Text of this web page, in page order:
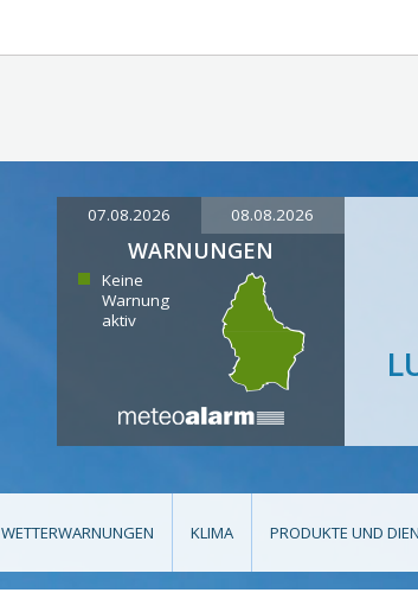
07.08.2026 08.08.2026
WARNUNGEN
Keine
Warnung
aktiv
WETTERWARNUNGEN KLIMA PRODUKTE UND